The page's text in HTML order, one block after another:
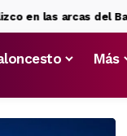
las arcas del Barça
Más